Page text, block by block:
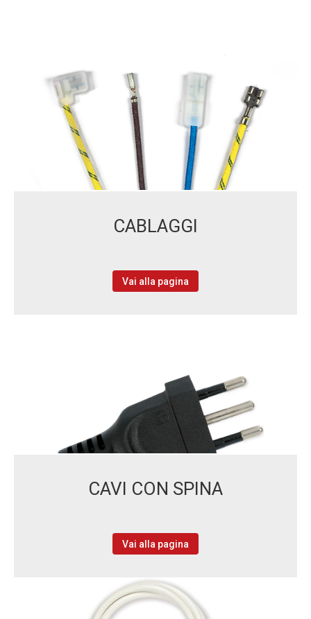
CABLAGGI
Vai alla pagina
CAVI CON SPINA
Vai alla pagina